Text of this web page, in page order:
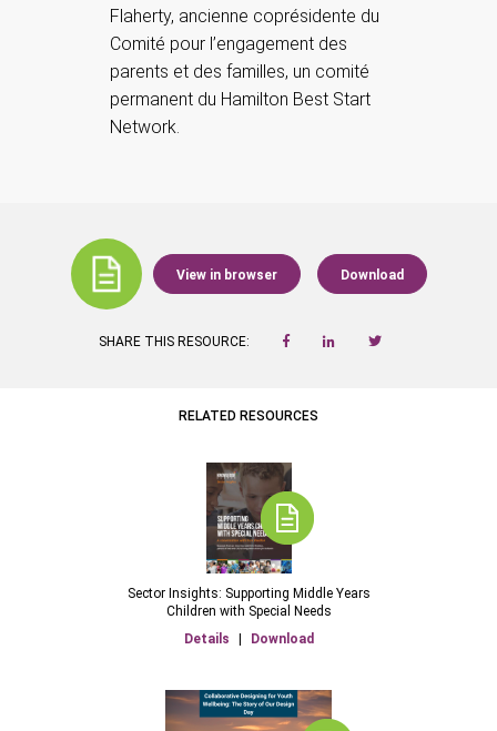
Flaherty, ancienne coprésidente du
Comité pour l’engagement des
parents et des familles, un comité
permanent du Hamilton Best Start
Network.
View in browser Download
SHARE THIS RESOURCE:
RELATED RESOURCES
Sector Insights: Supporting Middle Years
Children with Special Needs
Details
| Download